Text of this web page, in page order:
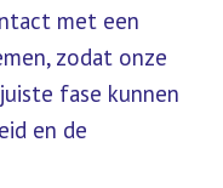
met een
zodat onze
fase kunnen
en de